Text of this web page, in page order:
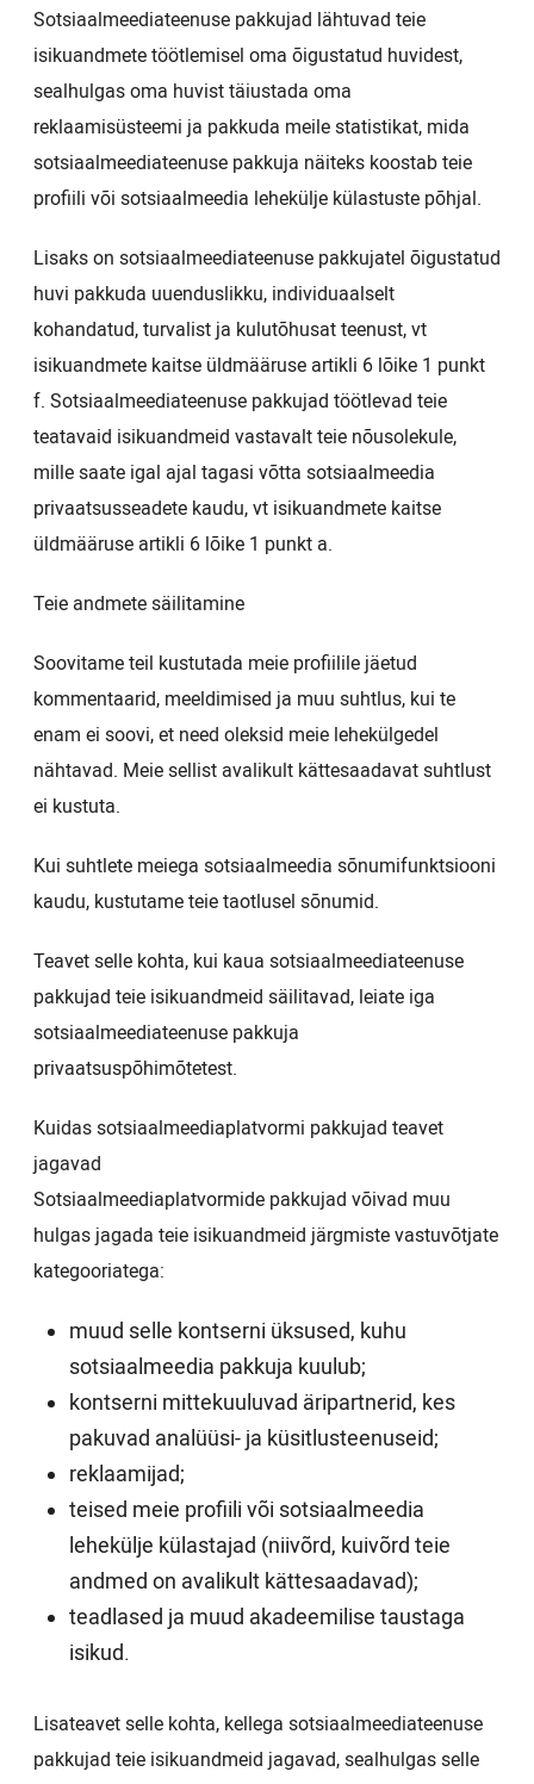
Sotsiaalmeediateenuse pakkujad lähtuvad teie
isikuandmete töötlemisel oma õigustatud huvidest,
sealhulgas oma huvist täiustada oma
reklaamisüsteemi ja pakkuda meile statistikat, mida
sotsiaalmeediateenuse pakkuja näiteks koostab teie
profiili või sotsiaalmeedia lehekülje külastuste põhjal.
Lisaks on sotsiaalmeediateenuse pakkujatel õigustatud
huvi pakkuda uuenduslikku, individuaalselt
kohandatud, turvalist ja kulutõhusat teenust, vt
isikuandmete kaitse üldmääruse artikli 6 lõike 1 punkt
f. Sotsiaalmeediateenuse pakkujad töötlevad teie
teatavaid isikuandmeid vastavalt teie nõusolekule,
mille saate igal ajal tagasi võtta sotsiaalmeedia
privaatsusseadete kaudu, vt isikuandmete kaitse
üldmääruse artikli 6 lõike 1 punkt a.
Teie andmete säilitamine
Soovitame teil kustutada meie profiilile jäetud
kommentaarid, meeldimised ja muu suhtlus, kui te
enam ei soovi, et need oleksid meie lehekülgedel
nähtavad. Meie sellist avalikult kättesaadavat suhtlust
ei kustuta.
Kui suhtlete meiega sotsiaalmeedia sõnumifunktsiooni
kaudu, kustutame teie taotlusel sõnumid.
Teavet selle kohta, kui kaua sotsiaalmeediateenuse
pakkujad teie isikuandmeid säilitavad, leiate iga
sotsiaalmeediateenuse pakkuja
privaatsuspõhimõtetest.
Kuidas sotsiaalmeediaplatvormi pakkujad teavet
jagavad
Sotsiaalmeediaplatvormide pakkujad võivad muu
hulgas jagada teie isikuandmeid järgmiste vastuvõtjate
kategooriatega:
muud selle kontserni üksused, kuhu
sotsiaalmeedia pakkuja kuulub;
kontserni mittekuuluvad äripartnerid, kes
pakuvad analüüsi- ja küsitlusteenuseid;
reklaamijad;
teised meie profiili või sotsiaalmeedia
lehekülje külastajad (niivõrd, kuivõrd teie
andmed on avalikult kättesaadavad);
teadlased ja muud akadeemilise taustaga
isikud.
Lisateavet selle kohta, kellega sotsiaalmeediateenuse
pakkujad teie isikuandmeid jagavad, sealhulgas selle